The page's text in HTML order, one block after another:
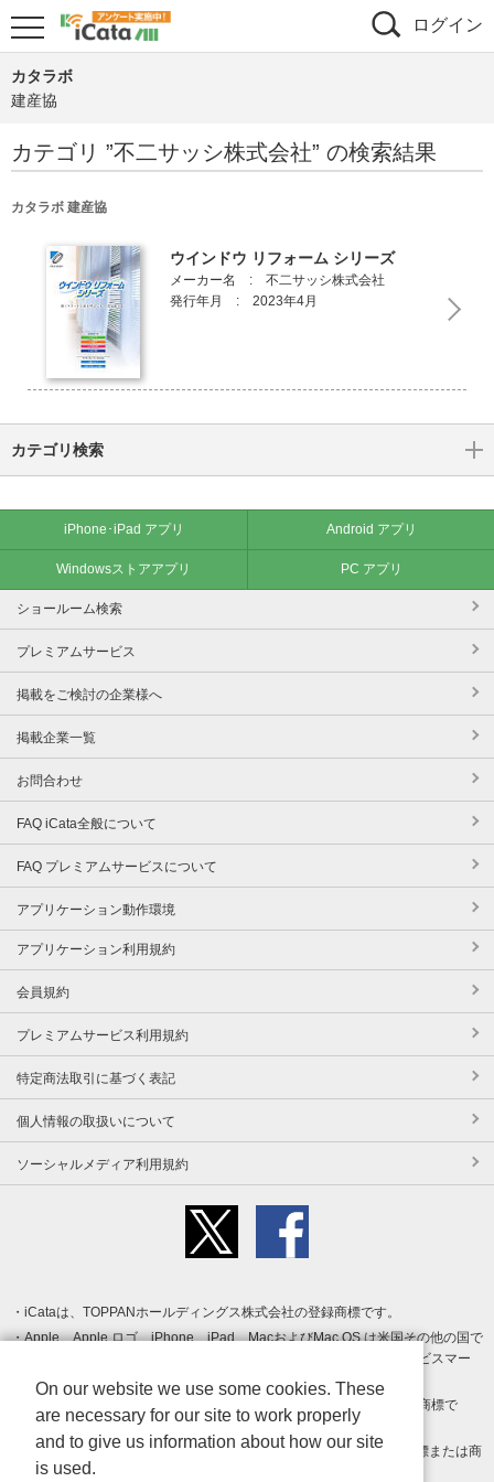
ログイン
カタラボ
建産協
カテゴリ ”不二サッシ株式会社” の検索結果
カタラボ 建産協
ウインドウ リフォーム シリーズ
メーカー名 : 不二サッシ株式会社
発行年月 : 2023年4月
カテゴリ検索
iPhone･iPad アプリ Android アプリ
Windowsストアアプリ PC アプリ
ショールーム検索
プレミアムサービス
掲載をご検討の企業様へ
掲載企業一覧
お問合わせ
FAQ iCata全般について
FAQ プレミアムサービスについて
アプリケーション動作環境
アプリケーション利用規約
会員規約
プレミアムサービス利用規約
特定商法取引に基づく表記
個人情報の取扱いについて
ソーシャルメディア利用規約
iCataは、TOPPANホールディングス株式会社の登録商標です。
Apple、Apple ロゴ、iPhone、iPad、MacおよびMac OS は米国その他の国で
登録された Apple Inc. の商標です。App Store は Apple Inc. のサービスマー
クです。
Android、Google Play および Google Play ロゴ は Google LLC の商標で
す。
Windows は Microsoft Inc.の米国およびその他の国における登録商標または商
標です。
On our website we use some cookies. These
are necessary for our site to work properly
and to give us information about how our site
is used.